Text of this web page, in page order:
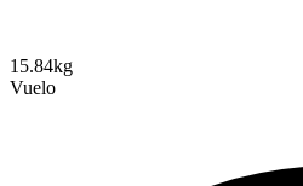
15.84kg
Vuelo